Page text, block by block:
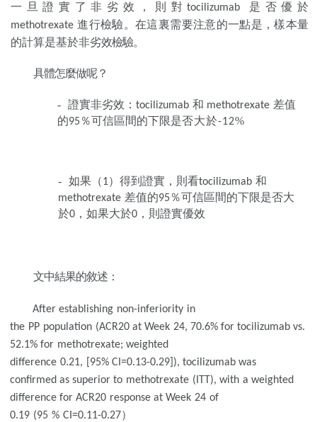
一旦證實了非劣效，則 對tocilizumab 是否優於
methotrexate 進行檢驗。在這裏需要注意的一點是，樣本量
的計算是基於非劣效檢驗。
具體怎麼做呢？
- 證實非劣效： tocilizumab 和 methotrexate 差值
的95％可信區間的下限是否大於-12%
- 如果（1）得到證實，則看tocilizumab 和
methotrexate 差值的95％可信區間的下限是否大
於0 ，如果大於0 ，則證實優效
文中結果的敘述：
After establishing non-inferiority in
the PP population (ACR20 at Week 24, 70.6% for tocilizumab vs.
52.1% for methotrexate; weighted
difference 0.21, [95% CI=0.13-0.29]), tocilizumab was
confirmed as superior to methotrexate (ITT), with a weighted
difference for ACR20 response at Week 24 of
0.19 (95 % CI=0.11-0.27）